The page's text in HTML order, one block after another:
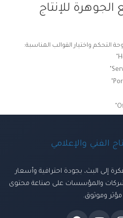
للإنتاج
التحكم واختيار القوالب المناسبة:
الفني والإعلامي
إلى البث، بجودة احترافية وأسعار
والمؤسسات على صناعة محتوى
وموثوق.